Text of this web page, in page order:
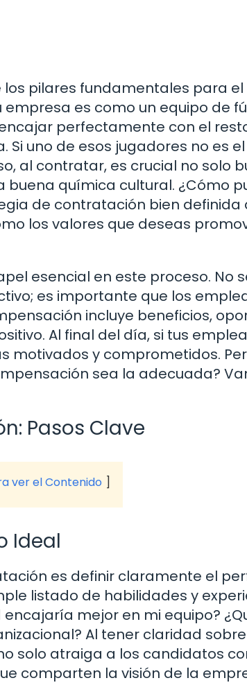
pilares fundamentales para el
es como un equipo de
perfectamente con el
uno de esos jugadores no es
al contratar, es crucial no solo
química cultural. ¿Cómo
de contratación bien definida
los valores que deseas
esencial en este proceso. No
es importante que los
incluye beneficios,
Al final del día, si tus
motivados y comprometidos.
sea la adecuada?
Pasos Clave
ver el Contenido
Ideal
es definir claramente el
listado de habilidades y
mejor en mi equipo?
Al tener claridad
solo atraiga a los candidatos
comparten la visión de la